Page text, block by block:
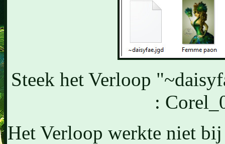
Steek het Verloop
:
Het Verloop werkte niet